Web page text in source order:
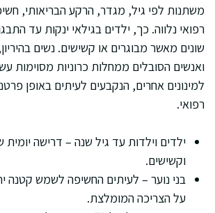
משתנות לפי גיל, מגדר, הרקע הבריאותי,
רפואי נלווה. כך, ילדים בגילאי ינקות עד
שונים מאשר מבוגרים או קשישים. נשים
ואנשים הסובלים ממחלות כרוניות מסוימות
למינונים אחרים, הנקבעים לעיתים באופן
רפואי.
ילדים וילדות עד גיל שנה – דרישה יומית
וקשישים.
בני נוער – לעיתים החשיפה לשמש קטנה
על הצריכה המומלצת.